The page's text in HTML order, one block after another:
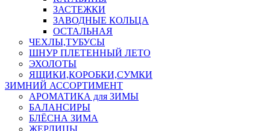
ЗАСТЕЖКИ
ЗАВОДНЫЕ КОЛЬЦА
ОСТАЛЬНАЯ
ЧЕХЛЫ,ТУБУСЫ
ШНУР ПЛЕТЕННЫЙ ЛЕТО
ЭХОЛОТЫ
ЯЩИКИ,КОРОБКИ,СУМКИ
ЗИМНИЙ АССОРТИМЕНТ
АРОМАТИКА для ЗИМЫ
БАЛАНСИРЫ
БЛЁСНА ЗИМА
ЖЕРЛИЦЫ